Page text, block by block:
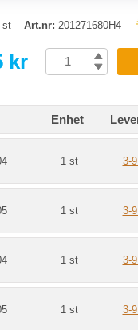
st Art.nr: 201271680H4
kr
Enhet
1 st 3-
1 st 3-
1 st 3-
1 st 3-